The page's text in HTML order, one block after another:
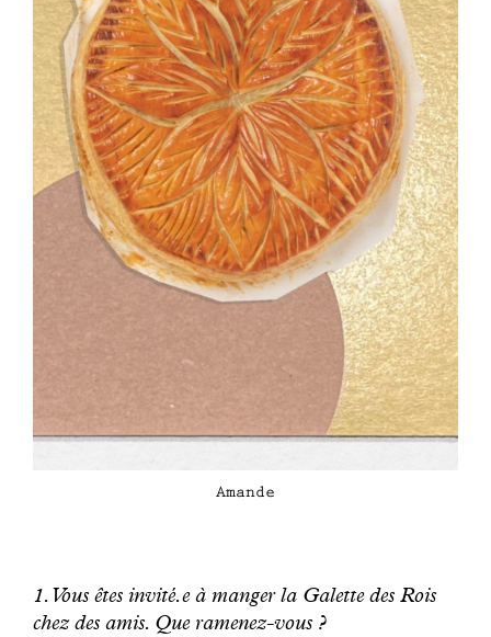
Amande
1.Vous êtes invité.e à manger la Galette des Rois
chez des amis. Que ramenez-vous ?